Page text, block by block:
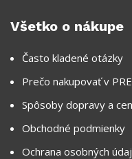
Všetko o nákupe
Často kladené otázky
Prečo nakupovať v
Spôsoby dopravy a
Obchodné podmienky
Ochrana osobných